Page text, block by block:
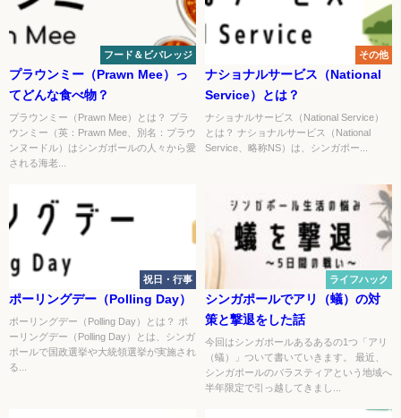
フード＆ビバレッジ
プラウンミー（Prawn Mee）っ
てどんな食べ物？
プラウンミー（Prawn Mee）とは？ プラ
ウンミー（英：Prawn Mee、別名：プラウ
ンヌードル）はシンガポールの人々から愛
される海老...
その他
ナショナルサービス（National
Service）とは？
ナショナルサービス（National Service）
とは？ ナショナルサービス（National
Service、略称NS）は、シンガポー...
祝日・行事
ポーリングデー（Polling Day）
ポーリングデー（Polling Day）とは？ ポ
ーリングデー（Polling Day）とは、シンガ
ポールで国政選挙や大統領選挙が実施され
る...
ライフハック
シンガポールでアリ（蟻）の対
策と撃退をした話
今回はシンガポールあるあるの1つ「アリ
（蟻）」ついて書いていきます。 最近、
シンガポールのバラスティアという地域へ
半年限定で引っ越してきまし...